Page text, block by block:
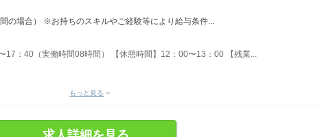
の場合） ※お持ちのスキルやご経験等により給与条件...
17：40（実働時間08時間） 【休憩時間】12：00〜13：00 【残業...
もっと見る